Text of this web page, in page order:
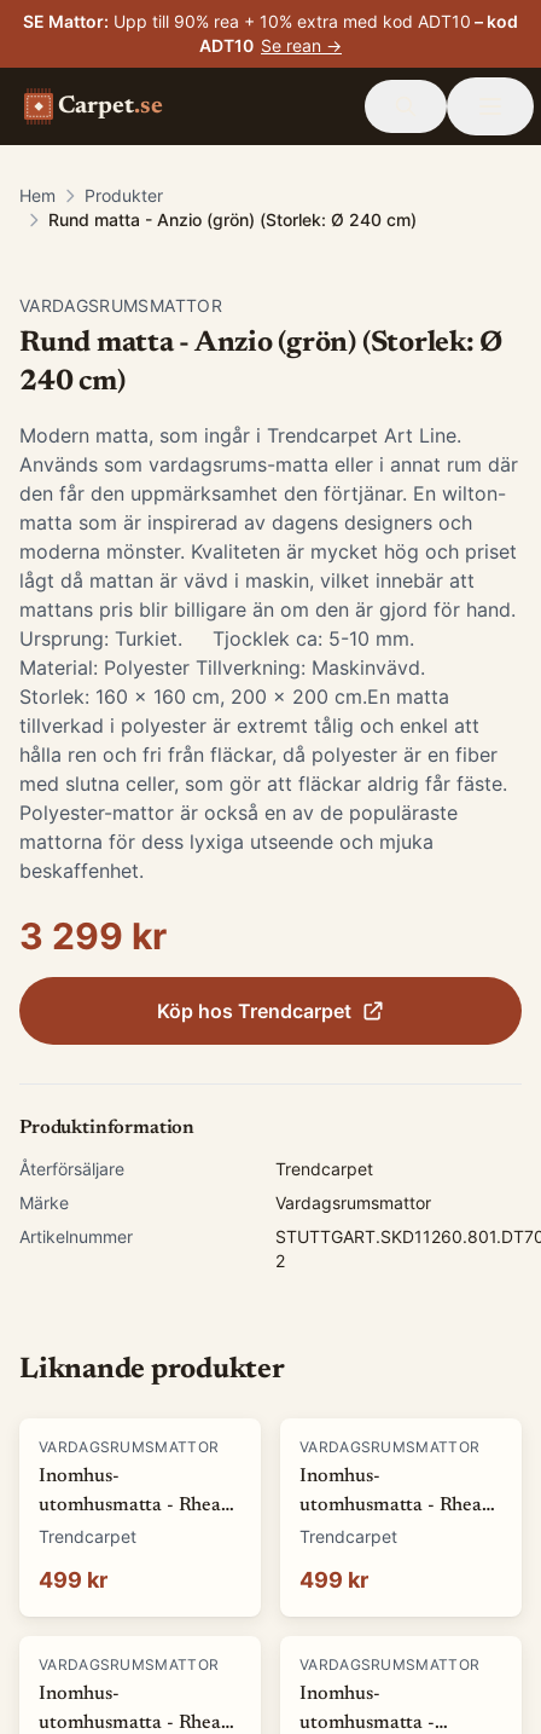
SE Mattor: Upp till 90% rea + 10% extra med kod ADT10 – kod
ADT10 Se rean →
Carpet.se
Hem
Produkter
Rund matta - Anzio (grön) (Storlek: Ø 240 cm)
VARDAGSRUMSMATTOR
Rund matta - Anzio (grön) (Storlek: Ø
240 cm)
Modern matta, som ingår i Trendcarpet Art Line.
Används som vardagsrums-matta eller i annat rum där
den får den uppmärksamhet den förtjänar. En wilton-
matta som är inspirerad av dagens designers och
moderna mönster. Kvaliteten är mycket hög och priset
lågt då mattan är vävd i maskin, vilket innebär att
mattans pris blir billigare än om den är gjord för hand.
Ursprung: Turkiet. Tjocklek ca: 5-10 mm.
Material: Polyester Tillverkning: Maskinvävd.
Storlek: 160 x 160 cm, 200 x 200 cm. ​ En matta
tillverkad i polyester är extremt tålig och enkel att
hålla ren och fri från fläckar, då polyester är en fiber
med slutna celler, som gör att fläckar aldrig får fäste.
Polyester-mattor är också en av de populäraste
mattorna för dess lyxiga utseende och mjuka
beskaffenhet.
3 299 kr
Köp hos Trendcarpet
Produktinformation
Återförsäljare
Trendcarpet
Märke
Vardagsrumsmattor
Artikelnummer
2
Liknande produkter
VARDAGSRUMSMATTOR
Inomhus-
utomhusmatta - Rhea
(vit) (Storlek: 80 x 150
Trendcarpet
499 kr
VARDAGSRUMSMATTOR
Inomhus-
utomhusmatta - Rhea
(beige) (Storlek: 80 x
Trendcarpet
499 kr
VARDAGSRUMSMATTOR
Inomhus-
utomhusmatta - Rhea
VARDAGSRUMSMATTOR
Inomhus-
utomhusmatta -